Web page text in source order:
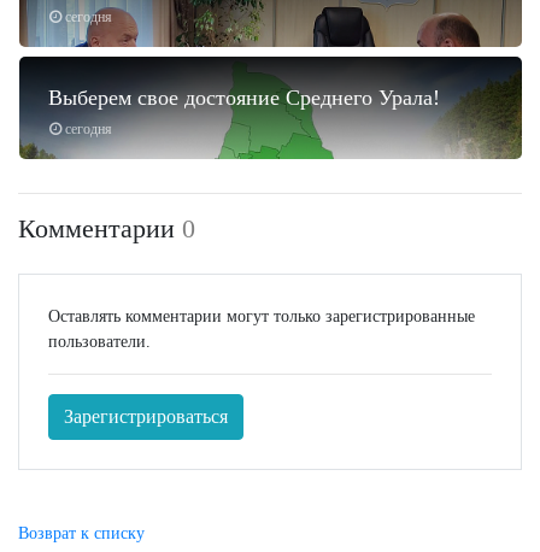
сегодня
сегодня
Выберем свое достояние Среднего Урала!
Комментарии 0
Оставлять комментарии могут только зарегистрированные
пользователи.
Зарегистрироваться
Возврат к списку